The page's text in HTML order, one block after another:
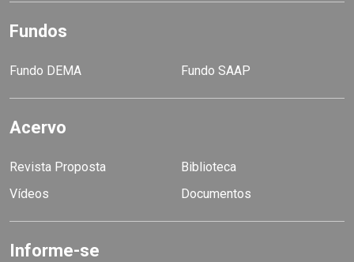
Fundos
Fundo DEMA Fundo SAAP
Acervo
Revista Proposta
Biblioteca
Vídeos
Documentos
Informe-se